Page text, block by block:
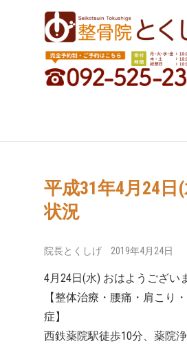
福岡市中央区
こり 腰痛｜
ーツ障害な
福岡市中央区、薬院、天神、平尾
り、腰痛、変形性股関節症にお悩
へ。患者さんのお話を丁寧にお聞
だきます。スポーツ選手のケガも
平成31年4月24
状況
院長とくしげ 2019年4月24日
4月24日(水) おはようござい
【整体治療・腰痛・肩こり
症】
西鉄薬院駅徒歩10分、薬院